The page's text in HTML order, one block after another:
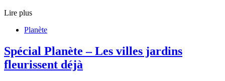
Lire plus
Planète
Spécial Planète – Les villes jardins
fleurissent déjà